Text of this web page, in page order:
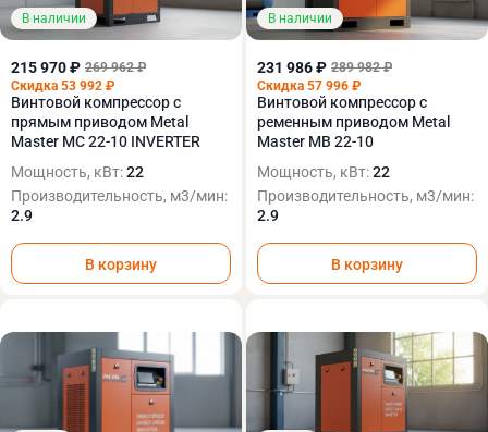
В наличии
215 970 ₽ 269 962 ₽
Скидка 53 992 ₽
Винтовой компрессор с
прямым приводом Metal
Master MC 22-10 INVERTER
Мощность, кВт:22
Производительность, м3/мин:
2.9
В корзину
В наличии
231 986 ₽ 289 982 ₽
Скидка 57 996 ₽
Винтовой компрессор с
ременным приводом Metal
Master MB 22-10
Мощность, кВт:22
Производительность, м3/мин:
2.9
В корзину